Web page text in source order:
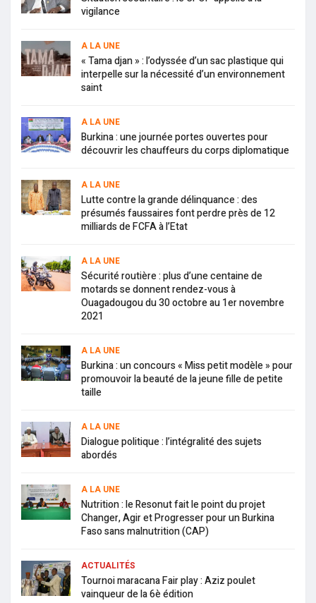
vigilance
A LA UNE
« Tama djan » : l’odyssée d’un sac plastique qui
interpelle sur la nécessité d’un environnement
saint
A LA UNE
Burkina : une journée portes ouvertes pour
découvrir les chauffeurs du corps diplomatique
A LA UNE
Lutte contre la grande délinquance : des
présumés faussaires font perdre près de 12
milliards de FCFA à l’Etat
A LA UNE
Sécurité routière : plus d’une centaine de
motards se donnent rendez-vous à
Ouagadougou du 30 octobre au 1er novembre
2021
A LA UNE
Burkina : un concours « Miss petit modèle » pour
promouvoir la beauté de la jeune fille de petite
taille
A LA UNE
Dialogue politique : l’intégralité des sujets
abordés
A LA UNE
Nutrition : le Resonut fait le point du projet
Changer, Agir et Progresser pour un Burkina
Faso sans malnutrition (CAP)
ACTUALITÉS
Tournoi maracana Fair play : Aziz poulet
vainqueur de la 6è édition